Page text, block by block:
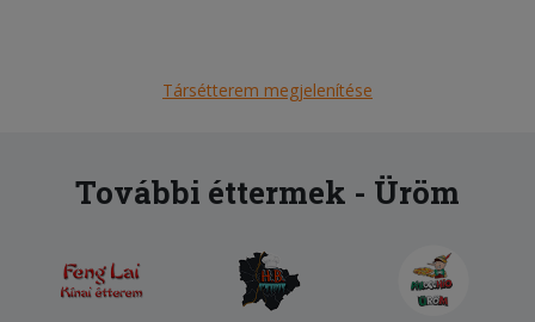
Társétterem megjelenítése
További éttermek - Üröm